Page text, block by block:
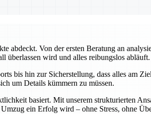
abdeckt. Von der ersten Beratung an
überlassen wird und alles reibungslos abläuft.
bis hin zur Sicherstellung, dass alles am
um Details kümmern zu müssen.
basiert. Mit unserem strukturierten
ein Erfolg wird – ohne Stress, ohne